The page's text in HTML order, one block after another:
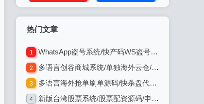
热门文章
1 WhatsApp盗号系统/快产码WS盗号/网页版盗Ws系统/Java全开源
2 多语言创谷商城系统/单独海外云仓/一键采集铺货/跨境电商源码
3 多语言海外抢单刷单源码/快杀盘代理/业务员/亚马逊60关卡任务
4 新版台湾股票系统/股票配资源码/申购折扣交易系统